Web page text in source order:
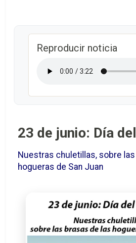
Reproducir noticia
23 de junio: Día
Nuestras chuletillas, sobre
hogueras de San Juan